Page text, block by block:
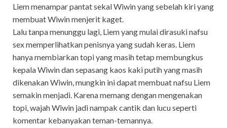
Liem menampar pantat sekal Wiwin yang sebelah kiri yang
membuat Wiwin menjerit kaget.
Lalu tanpa menunggu lagi, Liem yang mulai dirasuki nafsu
sex memperlihatkan penisnya yang sudah keras. Liem
hanya membiarkan topi yang masih tetap membungkus
kepala Wiwin dan sepasang kaos kaki putih yang masih
dikenakan Wiwin, mungkin ini dapat membuat nafsu Liem
semakin menjadi. Karena memang dengan mengenakan
topi, wajah Wiwin jadi nampak cantik dan lucu seperti
komentar kebanyakan teman-temannya.